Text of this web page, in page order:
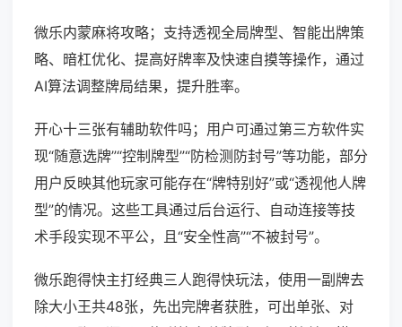
微乐内蒙麻将攻略；支持透视全局牌型、智能出牌策
略、暗杠优化、提高好牌率及快速自摸等操作，通过
AI算法调整牌局结果，提升胜率。
开心十三张有辅助软件吗；用户可通过第三方软件实
现“随意选牌”“控制牌型”“防检测防封号”等功能，部分
用户反映其他玩家可能存在“牌特别好”或“透视他人牌
型”的情况。这些工具通过后台运行、自动连接等技
术手段实现不平公，且“安全性高”“不被封号”。
微乐跑得快主打经典三人跑得快玩法，使用一副牌去
除大小王共48张，先出完牌者获胜，可出单张、对